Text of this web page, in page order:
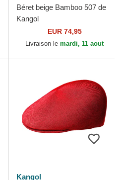
Béret beige Bamboo 507 de
Kangol
EUR 74,95
Livraison le mardi, 11 aout
Kangol